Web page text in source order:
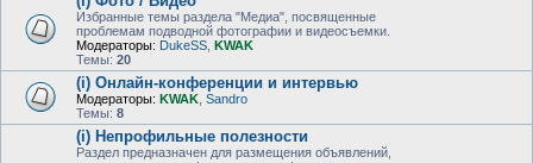
Избранные темы раздела "Медиа", посвященные
проблемам подводной фотографии и видеосъемки.
Модераторы: DukeSS KWAK
Темы: 20
(i) Онлайн-конференции и интервью
Модераторы: KWAK Sandro
Темы: 8
(i) Непрофильные полезности
Раздел предназначен для размещения объявлений,